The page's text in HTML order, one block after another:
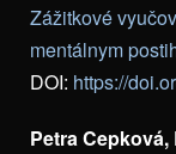
Zážitkové
mentálnym
DOI: https://
Petra